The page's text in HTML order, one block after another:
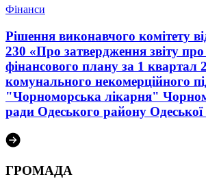
Фінанси
Рішення виконавчого комітету
230 «Про затвердження звіту
фінансового плану за 1 квартал
комунального некомерційного
"Чорноморська лікарня"
ради Одеського району Одеської
ГРОМАДА